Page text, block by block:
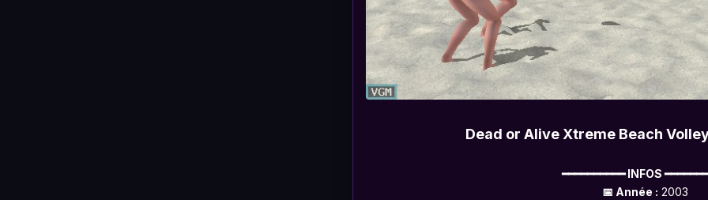
Dead or Alive Xtreme Beach
━━━━━━━━━━ INFOS
📅 Année : 2003